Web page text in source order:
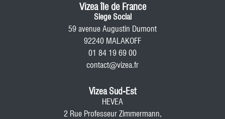
Vizea île de France
Siege Social
59 avenue Augustin Dumont
92240 MALAKOFF
01 84 19 69 00
contact@vizea.fr
Vizea Sud-Est
HEVEA
2 Rue Professeur Zimmermann,